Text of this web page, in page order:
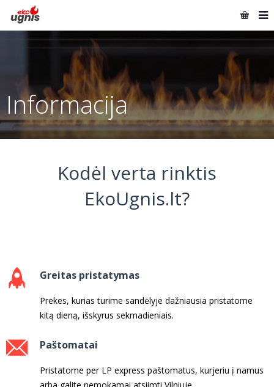
Informacija
Kodėl verta rinktis
EkoUgnis.lt?
Greitas pristatymas
Prekes, kurias turime sandėlyje dažniausia pristatome
kitą dieną, išskyrus sekmadieniais.
Paštomatai
Pristatome per LP express paštomatus, kurjeriu į namus